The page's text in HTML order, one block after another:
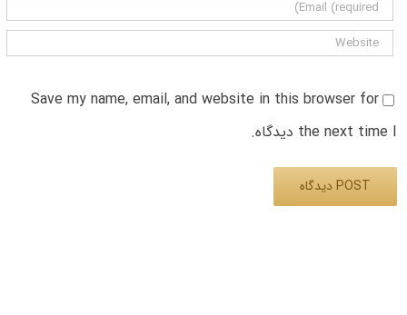
Save my name, email, and website in this browser for
the next time I دیدگاه.